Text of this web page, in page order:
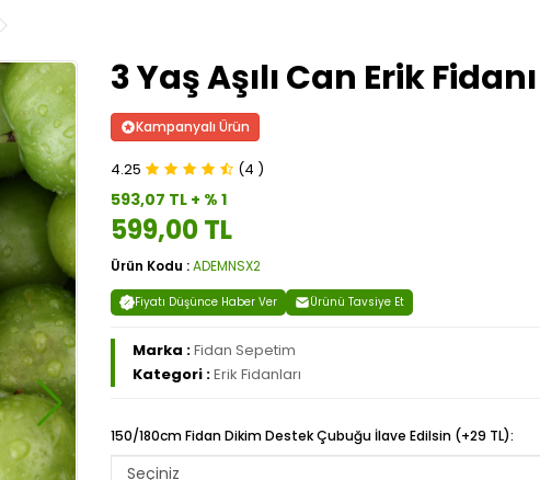
3 Yaş Aşılı Can Erik Fidanı
Kampanyalı Ürün
4.25 (4 )
593,07 TL + % 1
599,00 TL
Ürün Kodu :ADEMNSX2
Fiyatı Düşünce Haber Ver Ürünü Tavsiye Et
Marka :Fidan Sepetim
Kategori :Erik Fidanları
150/180cm Fidan Dikim Destek Çubuğu İlave Edilsin (+29 TL):